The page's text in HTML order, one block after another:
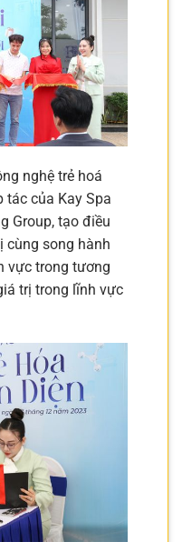
nghệ trẻ hoá
tác của Kay Spa
Group, tạo điều
cùng song hành
vực trong tương
trị trong lĩnh vực